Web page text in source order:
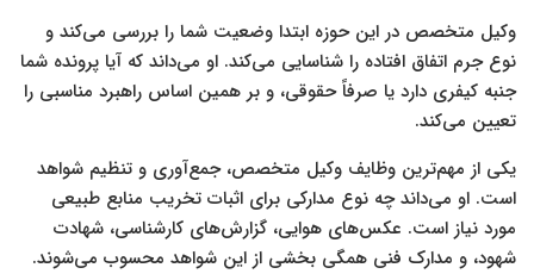
وکیل متخصص در این حوزه ابتدا وضعیت شما را بررسی می‌کند و
نوع جرم اتفاق افتاده را شناسایی می‌کند. او می‌داند که آیا پرونده شما
جنبه کیفری دارد یا صرفاً حقوقی، و بر همین اساس راهبرد مناسبی را
تعیین می‌کند.
یکی از مهم‌ترین وظایف وکیل متخصص، جمع‌آوری و تنظیم شواهد
است. او می‌داند چه نوع مدارکی برای اثبات تخریب منابع طبیعی
مورد نیاز است. عکس‌های هوایی، گزارش‌های کارشناسی، شهادت
شهود، و مدارک فنی همگی بخشی از این شواهد محسوب می‌شوند.